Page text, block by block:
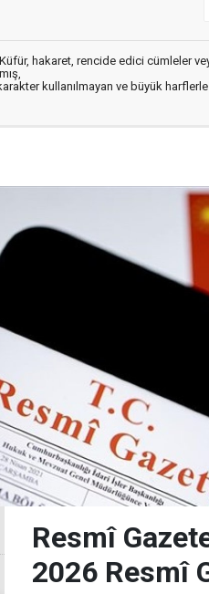
Küfür, hakaret, rencide edici cümleler
kullanılmayan ve büyük
Resmî
2026 Resmî